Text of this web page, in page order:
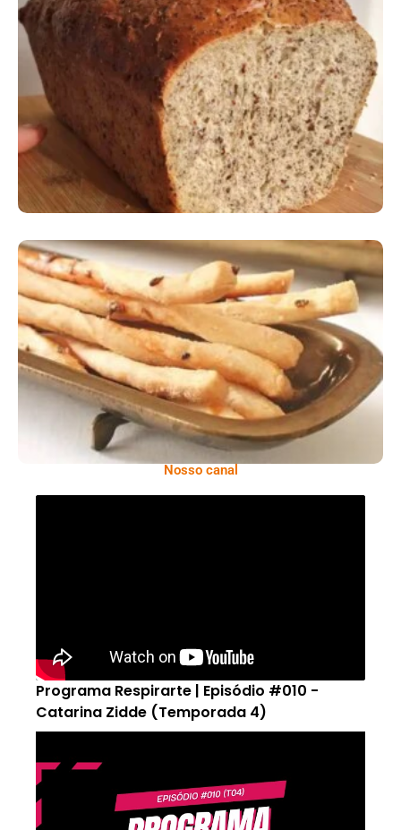
Comer Bem: Pão Low Carb
Comer Bem: Palitinhos De Cebola E Salsa
Nosso canal
Programa Respirarte | Episódio #010 -
Catarina Zidde (Temporada 4)